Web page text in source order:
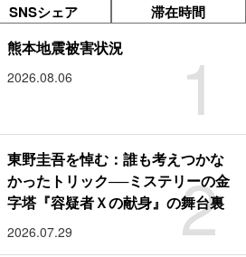
SNSシェア 滞在時間
1
熊本地震被害状況
2026.08.06
2
東野圭吾を悼む：誰も考えつかな
かったトリック──ミステリーの金
字塔『容疑者Ｘの献身』の舞台裏
2026.07.29